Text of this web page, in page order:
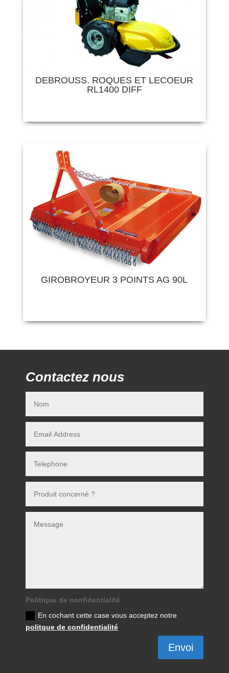
DEBROUSS. ROQUES ET LECOEUR
RL1400 DIFF
GIROBROYEUR 3 POINTS AG 90L
Contactez nous
Politique de confidentialité
En cochant cette case vous acceptez notre
politque de confidentialité
Envoi